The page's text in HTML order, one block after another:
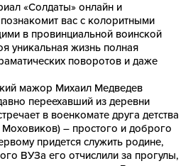
«Солдаты» онлайн и
вас с колоритными
в провинциальной воинской
уникальная жизнь полная
поворотов и даже
мажор Михаил Медведев
переехавший из деревни
в военкомате друга детства
– простого и доброго
придется служить родине,
ВУЗа его отчислили за прогулы,